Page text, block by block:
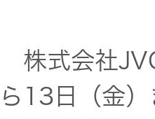
株式会社
ら13日（金